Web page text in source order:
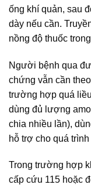
ống khí quản, sau
dày nếu cần.
nồng độ thuốc
Người bệnh qua
chứng vẫn cần
trường hợp quá
dùng đủ lượng
chia nhiều lần),
hỗ trợ cho quá
Trong trường hợp
cấp cứu 115 hoặc